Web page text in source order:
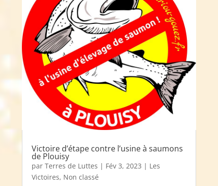
Victoire d’étape contre l’usine à saumons
de Plouisy
par Terres de Luttes | Fév 3, 2023 | Les
Victoires, Non classé